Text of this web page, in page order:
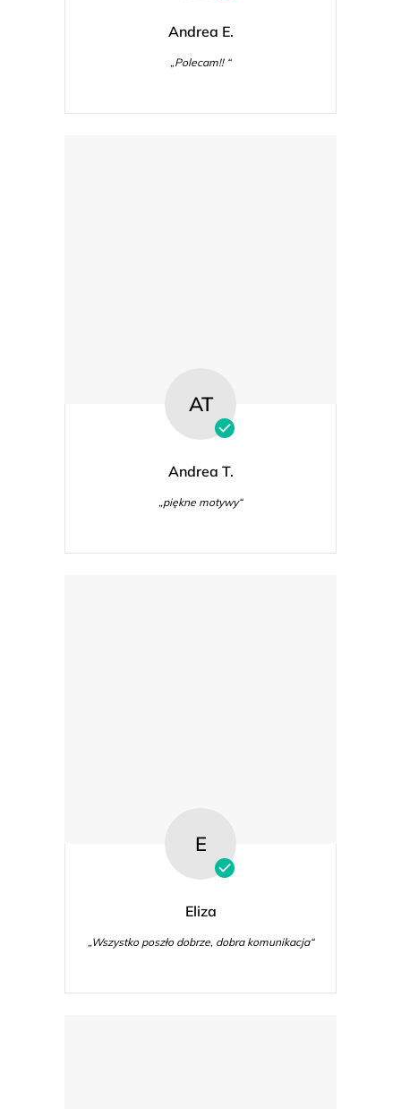
Andrea E.
„Polecam!! “
AT
Andrea T.
„piękne motywy“
E
Eliza
„Wszystko poszło dobrze, dobra komunikacja“